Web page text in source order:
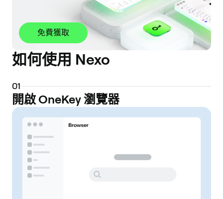
免費獲取
如何使用 Nexo
01
開啟 OneKey 瀏覽器